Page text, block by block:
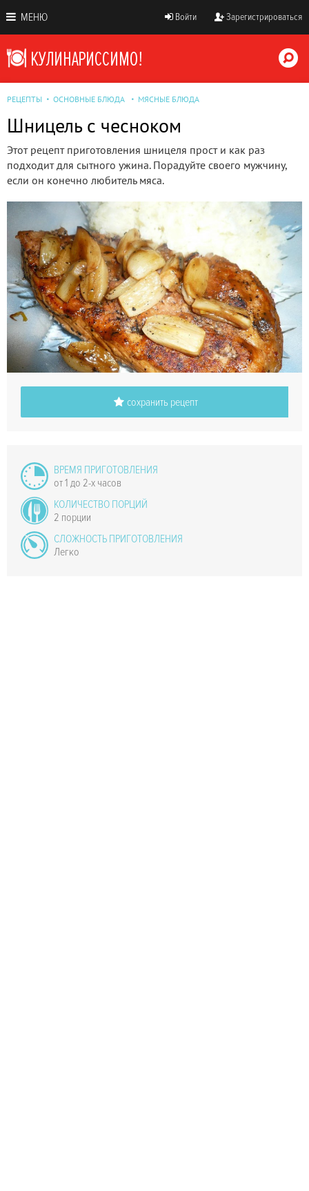
МЕНЮ Войти Зарегистрироваться
РЕЦЕПТЫ ОСНОВНЫЕ БЛЮДА МЯСНЫЕ БЛЮДА
Шницель с чесноком
Этот рецепт приготовления шницеля прост и как раз
подходит для сытного ужина. Порадуйте своего мужчину,
если он конечно любитель мяса.
сохранить рецепт
ВРЕМЯ ПРИГОТОВЛЕНИЯ
от 1 до 2-х часов
КОЛИЧЕСТВО ПОРЦИЙ
2 порции
СЛОЖНОСТЬ ПРИГОТОВЛЕНИЯ
Легко